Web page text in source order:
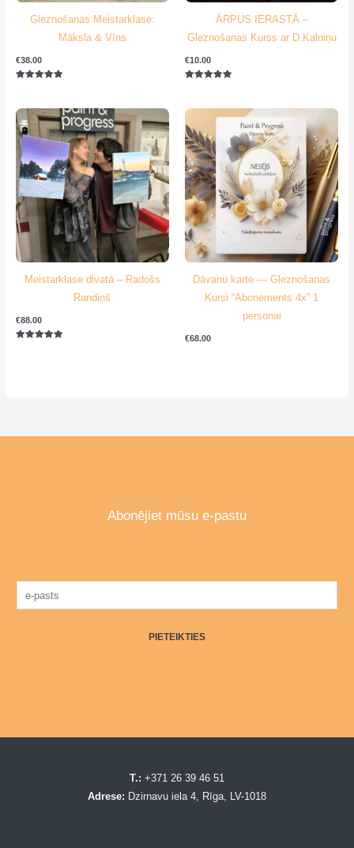
Gleznošanas Meistarklase:
Māksla & Vīns
€38.00
no 5
ĀRPUS IERASTĀ –
Gleznošanas Kurss ar D.Kalniņu
€10.00
no 5
Meistarklase divatā – Radošs
Randiņš
€88.00
Dāvanu karte — Gleznošanas
Kursi “Abonements 4x” 1
personai
€68.00
Abonējiet mūsu e-pastu
PIETEIKTIES
T.: +371 26 39 46 51
Adrese: Dzirnavu iela 4, Rīga, LV-1018